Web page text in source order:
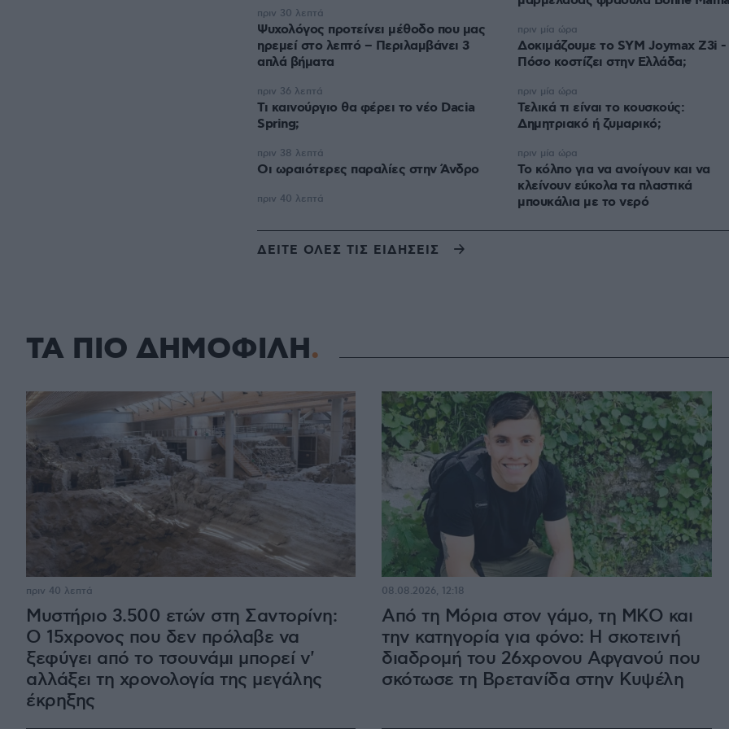
Ψυχολόγος προτείνει μέθοδο που μας
ηρεμεί στο λεπτό – Περιλαμβάνει 3
απλά βήματα
πριν 30 λεπτά
Τι καινούργιο θα φέρει το νέο Dacia
Spring;
πριν 36 λεπτά
Οι ωραιότερες παραλίες στην Άνδρο
πριν 38 λεπτά
πριν 40 λεπτά
Δοκιμάζουμε το SYM Joymax Z3i -
Πόσο κοστίζει στην Ελλάδα;
πριν μία ώρα
Τελικά τι είναι το κουσκούς:
Δημητριακό ή ζυμαρικό;
πριν μία ώρα
Το κόλπο για να ανοίγουν και να
κλείνουν εύκολα τα πλαστικά
μπουκάλια με το νερό
πριν μία ώρα
ΔΕΙΤΕ ΟΛΕΣ ΤΙΣ ΕΙΔΗΣΕΙΣ
ΤΑ ΠΙΟ ΔΗΜΟΦΙΛΗ
Μυστήριο 3.500 ετών στη Σαντορίνη:
Ο 15χρονος που δεν πρόλαβε να
ξεφύγει από το τσουνάμι μπορεί ν'
αλλάξει τη χρονολογία της μεγάλης
έκρηξης
πριν 40 λεπτά
Από τη Μόρια στον γάμο, τη ΜΚΟ και
την κατηγορία για φόνο: Η σκοτεινή
διαδρομή του 26χρονου Αφγανού που
σκότωσε τη Βρετανίδα στην Κυψέλη
08.08.2026, 12:18